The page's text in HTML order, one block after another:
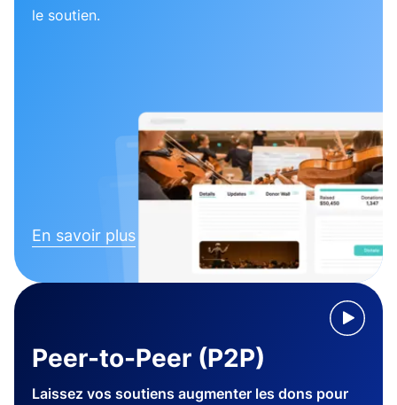
le soutien.
En savoir plus
Peer-to-Peer (P2P)
Laissez vos soutiens augmenter les dons pour